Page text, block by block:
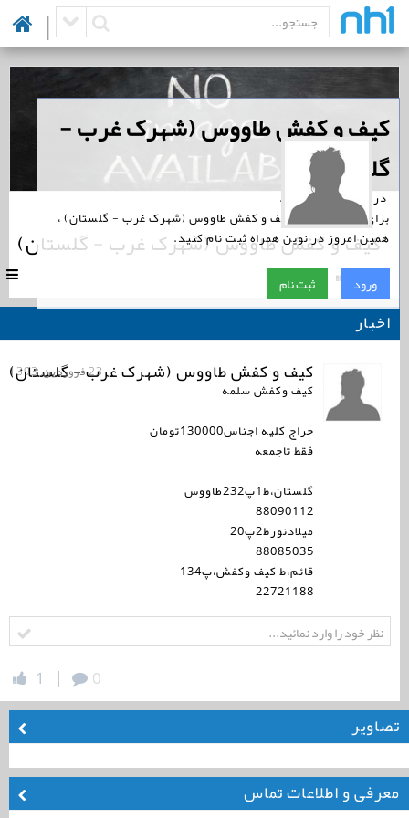
|
‏کیف و کفش طاووس (شهرک غرب -
گلستان)
‏ در نوین همراه است.
برای پیگیری اخبار کیف و کفش طاووس (شهرک غرب - گلستان) ،
همین امروز در نوین همراه ثبت نام کنید.
ورود ثبت نام
کیف و کفش طاووس (شهرک غرب - گلستان)
7396
|
اخبار
کیف و کفش طاووس (شهرک غرب - گلستان)
23 فروردین, 1393
کیف وکفش سلمه
حراج کلیه اجناس130000تومان
فقط تاجمعه
گلستان،ط1پ232طاووس
88090112
میلادنورط2پ20
88085035
قائم،ط کیف وکفش،پ134
22721188
0
|
1
تصاویر
معرفی و اطلاعات تماس